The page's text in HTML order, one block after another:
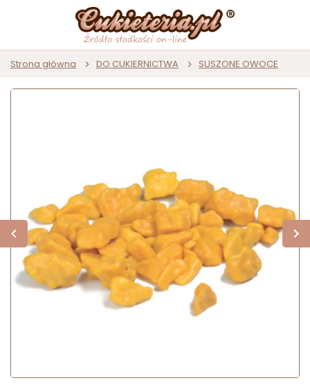
Strona główna DO CUKIERNICTWA SUSZONE OWOCE